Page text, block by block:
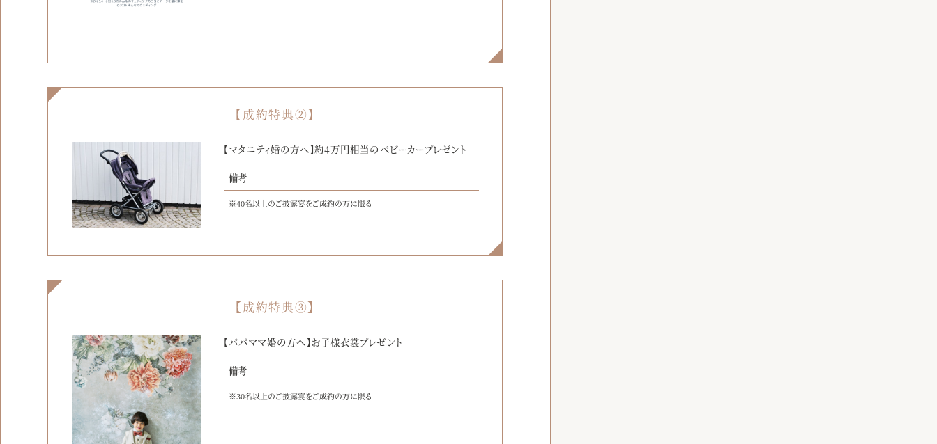
【成約特典②】
【マタニティ婚の方へ】約4万円相当のベビーカープレゼント
備考
※40名以上のご披露宴をご成約の方に限る
【成約特典③】
【パパママ婚の方へ】お子様衣裳プレゼント
備考
※30名以上のご披露宴をご成約の方に限る